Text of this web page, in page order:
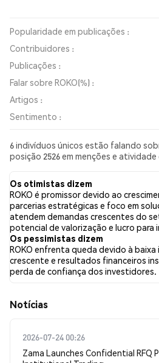
Popularidade em publicações :
Contribuidores :
Publicações :
Falar sobre ROKO(%) :
Artigos :
Sentimento :
6 indivíduos únicos estão falando
posição 2526 em menções e
ROKO em todas as redes sociais foi
publicados 0 artigos de notícias sobre
17.65% dos tweets apresentaram um
comparação com 0.00% dos tweets
sobre ROKO. 82.35% dos tweets
ROKO. Esses sentimentos são
Os otimistas dizem
ROKO é promissor devido ao
parcerias estratégicas e foco em
atendem demandas crescentes do
potencial de valorização e lucro para
Os pessimistas dizem
ROKO enfrenta queda devido à
crescente e resultados financeiros
perda de confiança dos investidores.
​​Notícias​​
2026-07-24 00:26
Zama Launches Confidential RFQ